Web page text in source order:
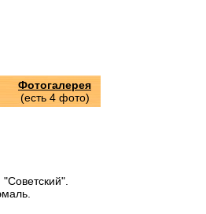
Фотогалерея
(есть 4 фото)